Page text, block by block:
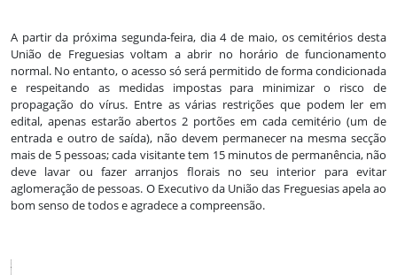
A partir da próxima segunda-feira, dia 4 de maio, os cemitérios desta
União de Freguesias voltam a abrir no horário de funcionamento
normal. No entanto, o acesso só será permitido de forma condicionada
e respeitando as medidas impostas para minimizar o risco de
propagação do vírus. Entre as várias restrições que podem ler em
edital, apenas estarão abertos 2 portões em cada cemitério (um de
entrada e outro de saída), não devem permanecer na mesma secção
mais de 5 pessoas; cada visitante tem 15 minutos de permanência, não
deve lavar ou fazer arranjos florais no seu interior para evitar
aglomeração de pessoas. O Executivo da União das Freguesias apela ao
bom senso de todos e agradece a compreensão.